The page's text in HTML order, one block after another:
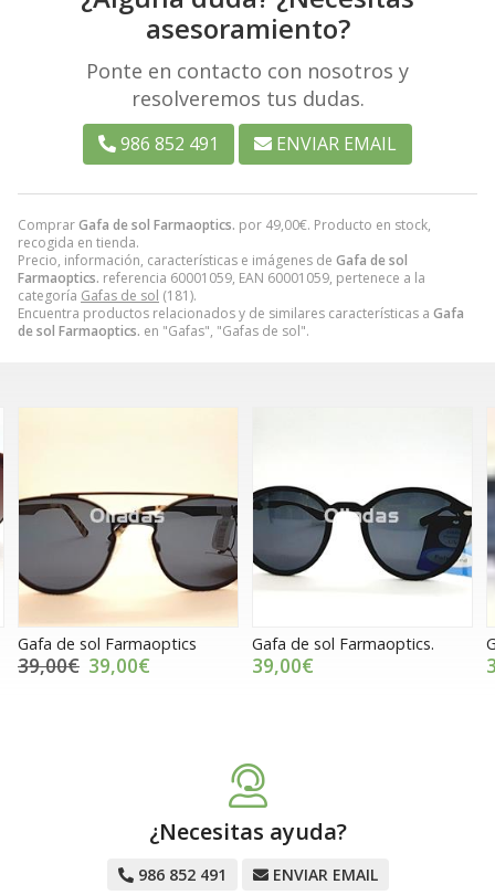
ComprarGafa de sol Farmaoptics. por 49,00€. Producto en stock,
recogida en tienda.
Precio, información, características e imágenes de Gafa de sol
Farmaoptics. referencia 60001059, EAN 60001059, pertenece a la
categoría Gafas de sol (181).
Encuentra productos relacionados y de similares características a Gafa
de sol Farmaoptics. en "Gafas", "Gafas de sol".
asesoramiento?
Ponte en contacto con nosotros y
resolveremos tus dudas.
986 852 491 ENVIAR EMAIL
Gafa de sol Farmaoptics.
39,00€
Gafa de sol Farmaoptics.
39,00€
¿Necesitas ayuda?
986 852 491 ENVIAR EMAIL